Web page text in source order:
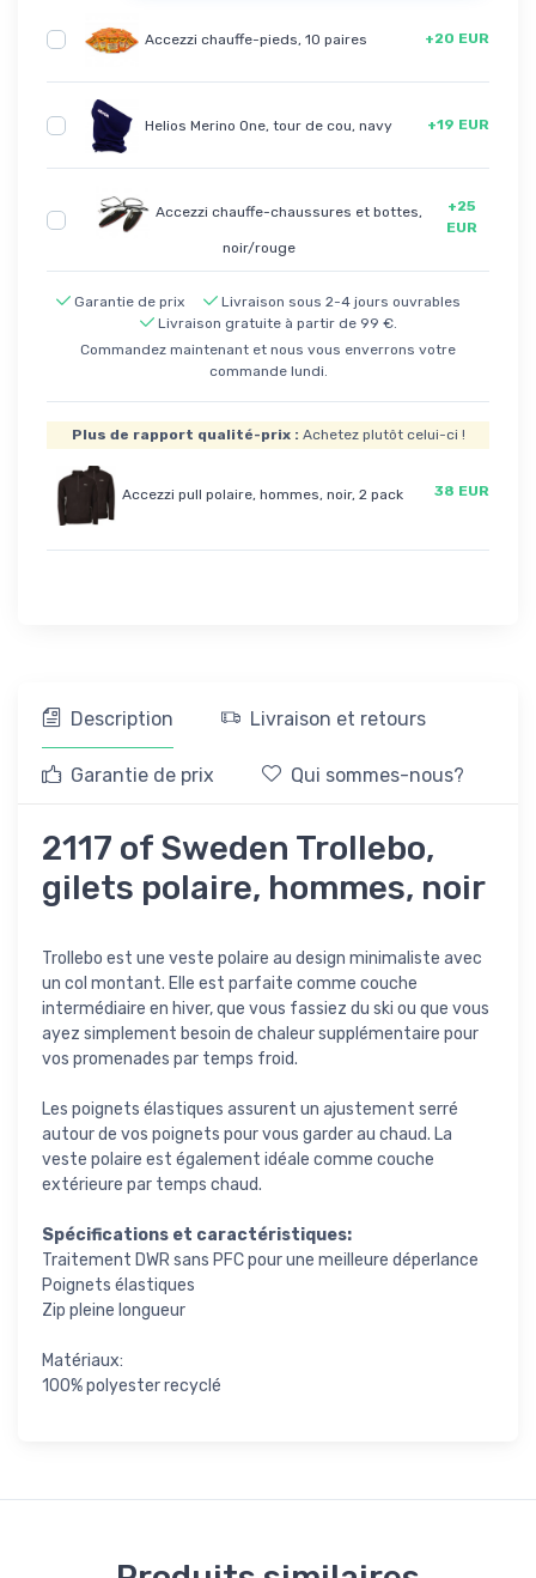
Accezzi chauffe-pieds, 10 paires +20 EUR
Helios Merino One, tour de cou, navy +19 EUR
Accezzi chauffe-chaussures et bottes,
noir/rouge
+25
EUR
Garantie de prix
Livraison sous 2-4 jours ouvrables
Livraison gratuite à partir de 99 €.
Commandez maintenant et nous vous enverrons votre
commande lundi.
Plus de rapport qualité-prix : Achetez plutôt celui-ci !
Accezzi pull polaire, hommes, noir, 2 pack 38 EUR
Description Livraison et retours
Garantie de prix Qui sommes-nous?
2117 of Sweden Trollebo,
gilets polaire, hommes, noir
Trollebo est une veste polaire au design minimaliste avec
un col montant. Elle est parfaite comme couche
intermédiaire en hiver, que vous fassiez du ski ou que vous
ayez simplement besoin de chaleur supplémentaire pour
vos promenades par temps froid.
Les poignets élastiques assurent un ajustement serré
autour de vos poignets pour vous garder au chaud. La
veste polaire est également idéale comme couche
extérieure par temps chaud.
Spécifications et caractéristiques:
Traitement DWR sans PFC pour une meilleure déperlance
Poignets élastiques
Zip pleine longueur
Matériaux:
100% polyester recyclé